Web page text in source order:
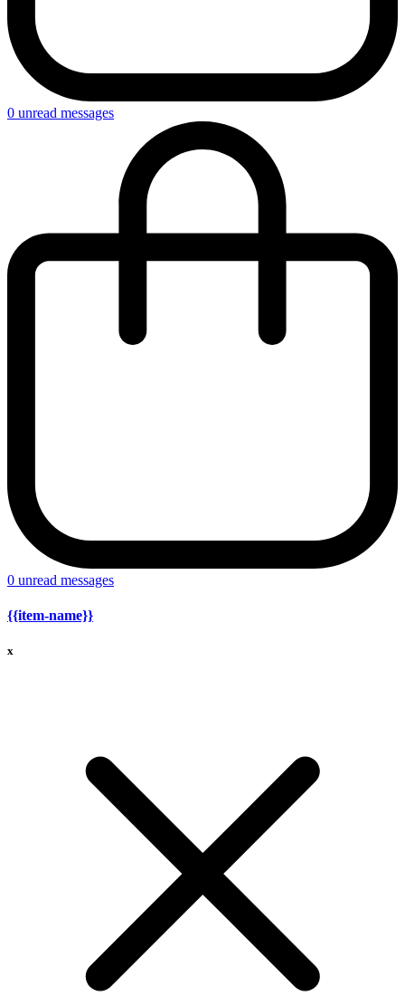
0 unread messages
0 unread messages
{{item-name}}
x